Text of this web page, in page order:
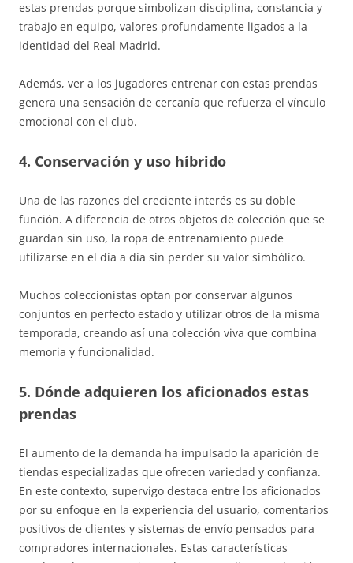
estas prendas porque simbolizan disciplina, constancia y
trabajo en equipo, valores profundamente ligados a la
identidad del Real Madrid.
Además, ver a los jugadores entrenar con estas prendas
genera una sensación de cercanía que refuerza el vínculo
emocional con el club.
4. Conservación y uso híbrido
Una de las razones del creciente interés es su doble
función. A diferencia de otros objetos de colección que se
guardan sin uso, la ropa de entrenamiento puede
utilizarse en el día a día sin perder su valor simbólico.
Muchos coleccionistas optan por conservar algunos
conjuntos en perfecto estado y utilizar otros de la misma
temporada, creando así una colección viva que combina
memoria y funcionalidad.
5. Dónde adquieren los aficionados estas
prendas
El aumento de la demanda ha impulsado la aparición de
tiendas especializadas que ofrecen variedad y confianza.
En este contexto, supervigo destaca entre los aficionados
por su enfoque en la experiencia del usuario, comentarios
positivos de clientes y sistemas de envío pensados para
compradores internacionales. Estas características